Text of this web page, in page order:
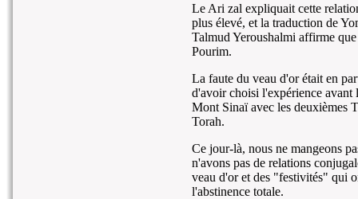
Le Ari zal expliquait cette
plus élevé, et la traduction de
Talmud Yeroushalmi affirme
Pourim.
La faute du veau d'or était en
d'avoir choisi l'expérience
Mont Sinaï avec les deuxièmes
Torah.
Ce jour-là, nous ne mangeons
n'avons pas de relations
veau d'or et des "festivités" qui
l'abstinence totale.